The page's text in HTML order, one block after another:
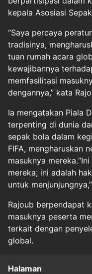
kepala Asosiasi
“Saya percaya
tradisinya,
tuan rumah acara
kewajibannya
memfasilitasi
dengannya,” kata
Ia mengatakan Piala
terpenting di dunia
sepak bola dalam
FIFA, mengharuskan
masuknya
mereka; ini adalah
untuk
Rajoub berpendapat
masuknya peserta
terkait dengan
global.
Halaman